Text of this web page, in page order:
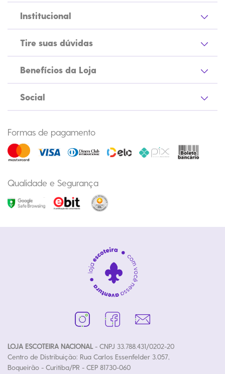
Institucional
Tire suas dúvidas
Benefícios da Loja
Social
Formas de pagamento
Qualidade e Segurança
LOJA ESCOTEIRA NACIONAL- CNPJ 33.788.431/0202-20
Centro de Distribuição: Rua Carlos Essenfelder 3.057,
Boqueirão - Curitiba/PR - CEP 81730-060